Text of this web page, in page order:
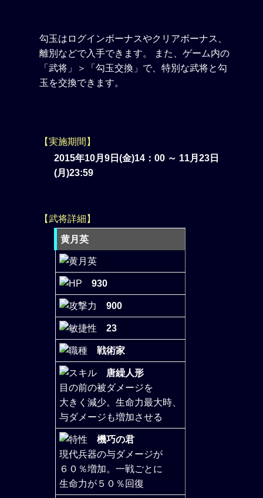
勾玉はログインボーナスやクリアボーナス、
離別などで入手できます。 また、ゲーム内の
「武将」＞「勾玉交換」で、特別な武将と勾
玉を交換できます。
【実施期間】
2015年10月9日(金)14：00 ～ 11月23日
(月)23:59
【武将詳細】
黄月英
930
900
23
戦術家
唐繰人形
目の前の被ダメージを
大きく減少。生命力最大時、
与ダメージも増加させる
機巧の君
現代兵器の与ダメージが
６０％増加。一戦ごとに
生命力が５０％回復